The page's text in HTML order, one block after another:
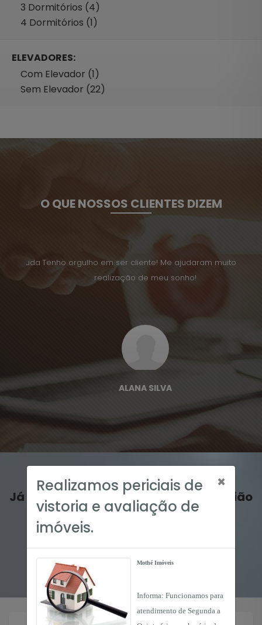
Realizamos periciais de
vistoria e avaliação de
imóveis.
×
Mothé Imóveis
Informa: Funcionamos para
atendimento de Segunda a
3 Dormitórios (4)
4 Dormitórios (1)
ELEVADORES:
Com Elevador (1)
Sem Elevador (22)
O QUE NOSSOS CLIENTES DIZEM
Tenho orgulho em ser cliente! Me ajudaram muito na
realização de meu sonho!
ALANA SILVA
Já negociou conosco? Deixe sua opinião
sobre nosso atendimento!
ESCREVER DEPOIMENTO